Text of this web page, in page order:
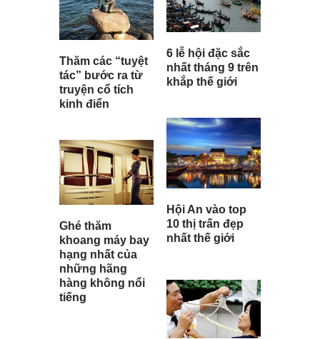
Thăm các “tuyệt
tác” bước ra từ
truyện cổ tích
kinh điển
Ghé thăm
khoang máy bay
hạng nhất của
những hãng
hàng không nổi
tiếng
6 lễ hội đặc sắc
nhất tháng 9 trên
khắp thế giới
Hội An vào top
10 thị trấn đẹp
nhất thế giới